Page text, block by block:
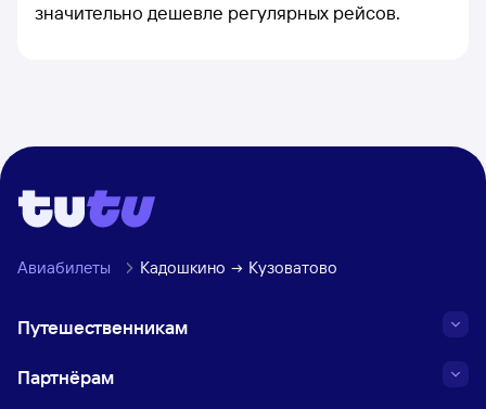
значительно дешевле регулярных рейсов.
Авиабилеты Кадошкино Кузоватово
Путешественникам
Партнёрам